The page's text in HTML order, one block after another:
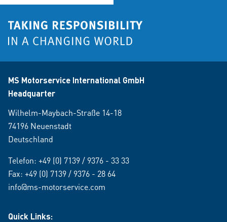
MS Motorservice International GmbH
Headquarter
Wilhelm-Maybach-Straße 14-18
74196 Neuenstadt
Deutschland
Telefon: +49 (0) 7139 / 9376 - 33 33
Fax: +49 (0) 7139 / 9376 - 28 64
info@ms-motorservice.com
Quick Links: